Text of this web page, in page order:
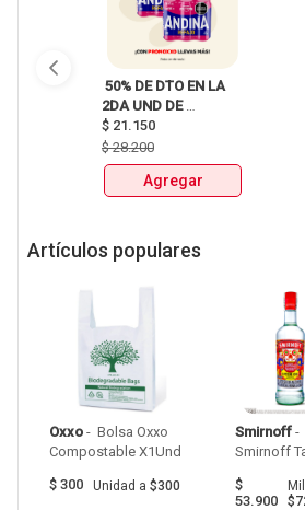
50% DE DTO EN LA
2DA UND DE
CERVEZAS SIXPACKS
Y UNIDAD HEINEKEN,
SOL, 3 CORDILLERAS,
ANDINA, MILLER Y
$ 21.150
$28.200
Agregar
Artículos populares
Oxxo - Bolsa Oxxo
$ 300 Unidad a $300
Smirnoff -
Smirnoff
$
53.900